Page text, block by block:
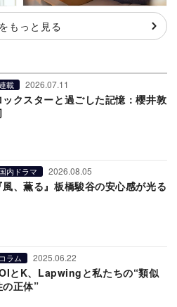
もっと見る
載 2026.07.11
ックスターと過ごした記憶：櫻井敦
内ドラマ 2026.08.05
風、薫る』板橋駿谷の安心感が光る
コラム 2025.06.22
とK、Lapwingと私たちの“類似
の正体”